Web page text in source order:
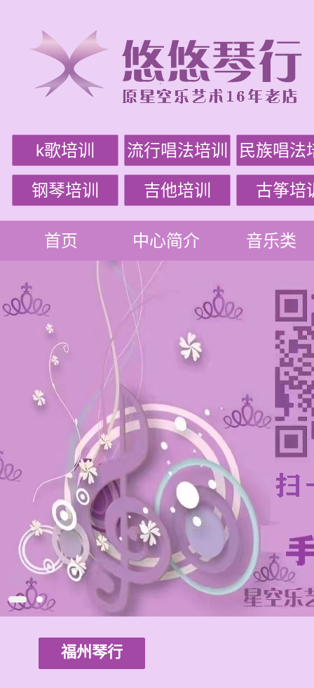
k歌培训 流行唱法培训 民族唱法
钢琴培训 吉他培训 古筝培
首页 中心简介 音乐类
福州琴行